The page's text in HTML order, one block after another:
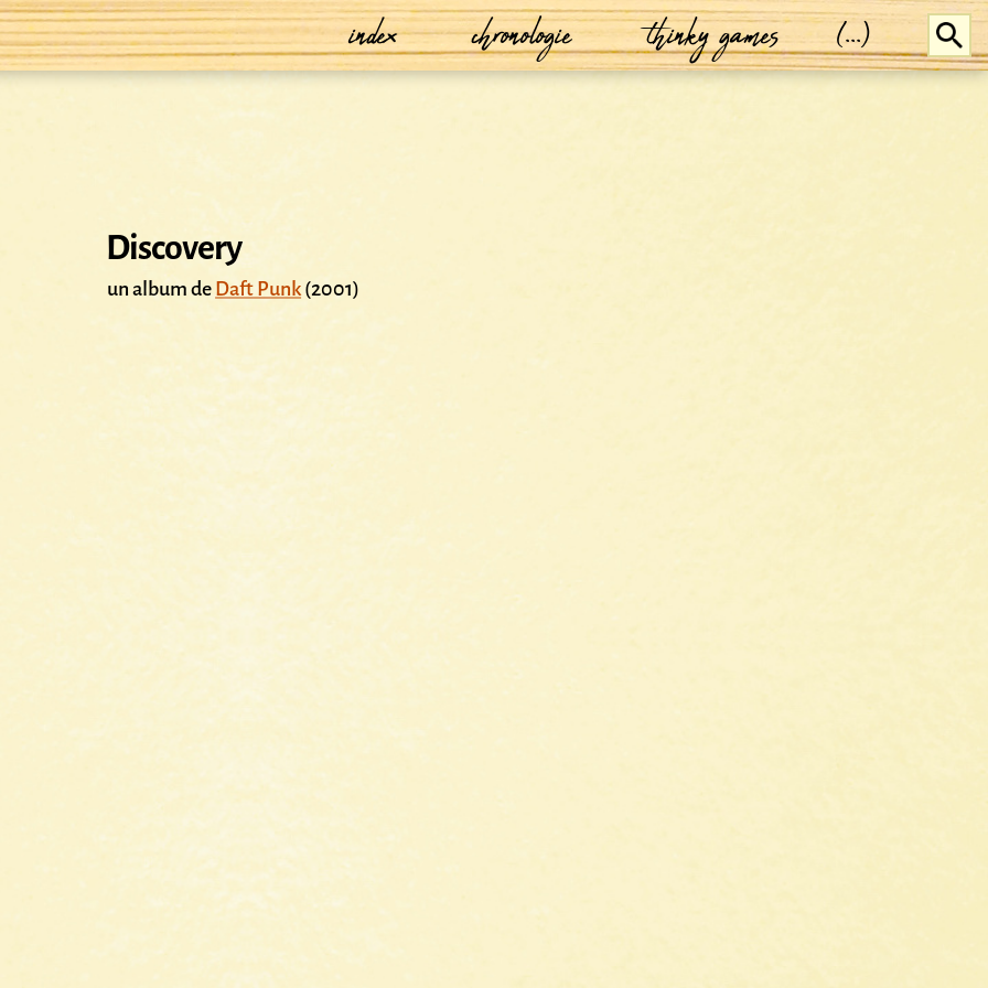
index chronologie thinky games (...)
Discovery
un album deDaft Punk(2001)